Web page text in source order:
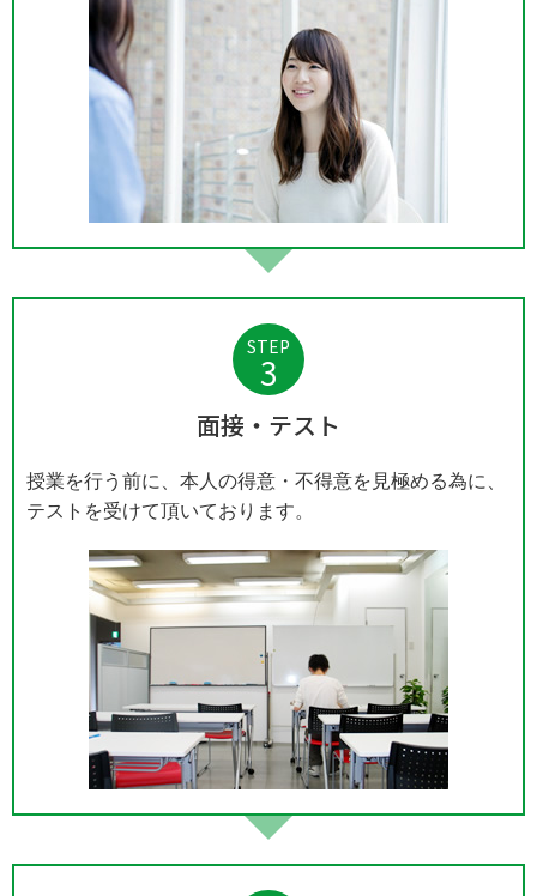
STEP
3
面接・テスト
授業を行う前に、本人の得意・不得意を見極める為に、
テストを受けて頂いております。